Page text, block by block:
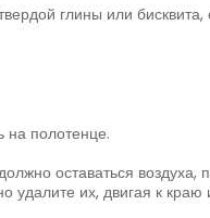
глины или
на полотенце.
оставаться
удалите их, двигая к краю